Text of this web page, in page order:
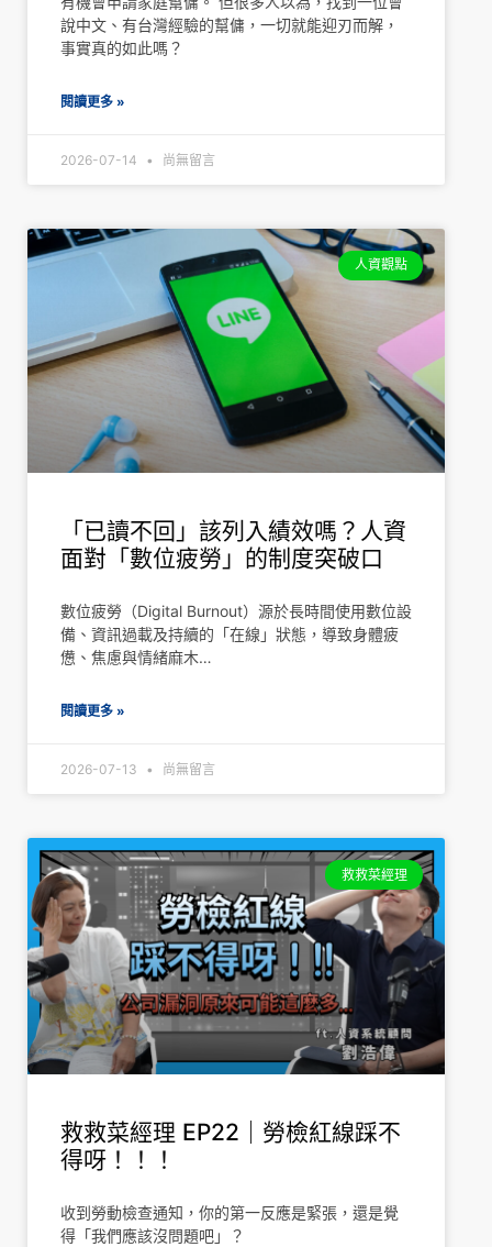
說中文、有台灣經驗的幫傭，一切就能迎刃而解，
事實真的如此嗎？
閱讀更多 »
2026-07-14 尚無留言
人資觀點
「已讀不回」該列入績效嗎？人資
面對「數位疲勞」的制度突破口
數位疲勞（Digital Burnout）源於長時間使用數位設
備、資訊過載及持續的「在線」狀態，導致身體疲
憊、焦慮與情緒麻木…
閱讀更多 »
2026-07-13 尚無留言
救救菜經理
救救菜經理 EP22｜勞檢紅線踩不
得呀！！！
收到勞動檢查通知，你的第一反應是緊張，還是覺
得「我們應該沒問題吧」？